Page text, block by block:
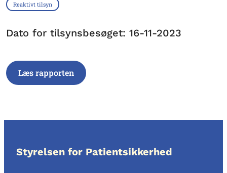
Reaktivt tilsyn
Dato for tilsynsbesøget: 16-11-2023
Læs rapporten
Styrelsen for Patientsikkerhed